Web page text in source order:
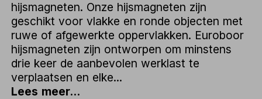
hijsmagneten. Onze hijsmagneten zijn
geschikt voor vlakke en ronde objecten met
ruwe of afgewerkte oppervlakken. Euroboor
hijsmagneten zijn ontworpen om minstens
drie keer de aanbevolen werklast te
verplaatsen en elke...
Lees meer...